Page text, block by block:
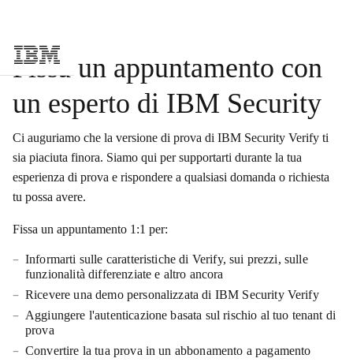
Skip to main content
Fissa un appuntamento con
un esperto di IBM Security
Ci auguriamo che la versione di prova di IBM Security Verify ti
sia piaciuta finora. Siamo qui per supportarti durante la tua
esperienza di prova e rispondere a qualsiasi domanda o richiesta
tu possa avere.
Fissa un appuntamento 1:1 per:
Informarti sulle caratteristiche di Verify, sui prezzi, sulle
funzionalità differenziate e altro ancora
Ricevere una demo personalizzata di IBM Security Verify
Aggiungere l'autenticazione basata sul rischio al tuo tenant di
prova
Convertire la tua prova in un abbonamento a pagamento